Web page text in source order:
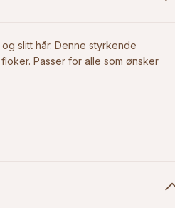
slitt hår. Denne styrkende
Passer for alle som ønsker